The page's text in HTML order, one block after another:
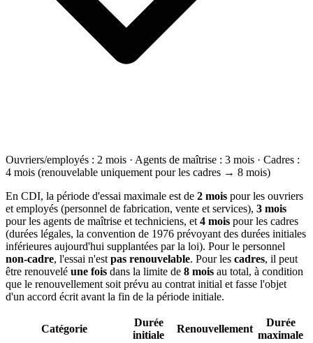
Ouvriers/employés : 2 mois · Agents de maîtrise : 3 mois · Cadres :
4 mois (renouvelable uniquement pour les cadres → 8 mois)
En CDI, la période d'essai maximale est de 2 mois pour les ouvriers
et employés (personnel de fabrication, vente et services), 3 mois
pour les agents de maîtrise et techniciens, et 4 mois pour les cadres
(durées légales, la convention de 1976 prévoyant des durées initiales
inférieures aujourd'hui supplantées par la loi). Pour le personnel
non-cadre, l'essai n'est pas renouvelable. Pour les cadres, il peut
être renouvelé une fois dans la limite de 8 mois au total, à condition
que le renouvellement soit prévu au contrat initial et fasse l'objet
d'un accord écrit avant la fin de la période initiale.
Catégorie
Durée
initiale
Renouvellement
Durée
maximale